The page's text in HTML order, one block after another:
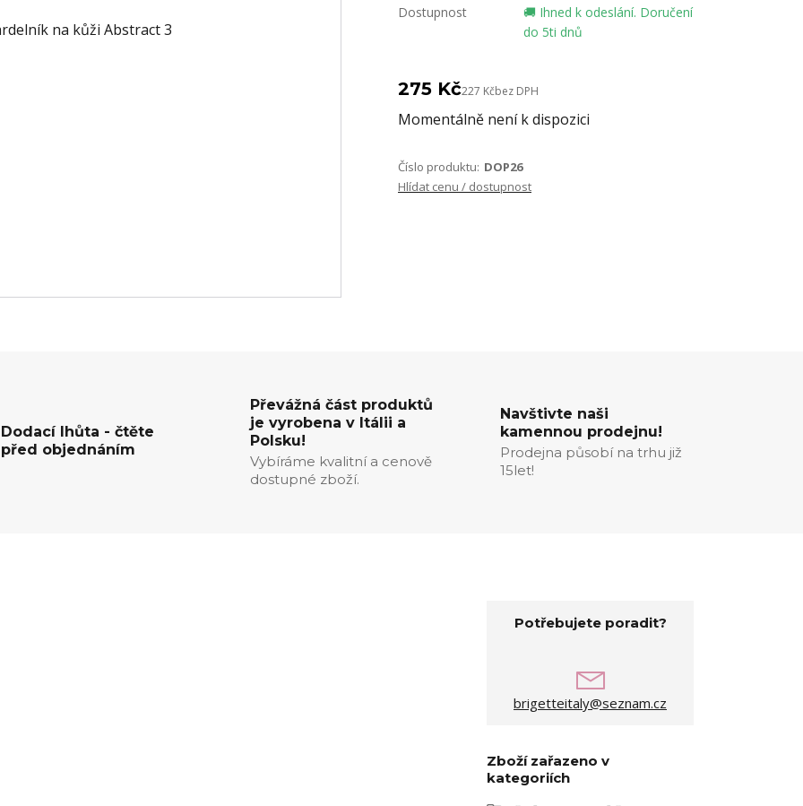
Dostupnost
🚚 Ihned k odeslání. Doručení
do 5ti dnů
275 Kč227 Kčbez DPH
Momentálně není k dispozici
Číslo produktu: DOP26
Hlídat cenu / dostupnost
Dodací lhůta - čtěte
před objednáním
Převážná část produktů
je vyrobena v Itálii a
Polsku!
Vybíráme kvalitní a cenově
dostupné zboží.
Navštivte naši
kamennou prodejnu!
Prodejna působí na trhu již
15let!
Potřebujete poradit?
brigetteitaly@seznam.cz
Zboží zařazeno v
kategoriích